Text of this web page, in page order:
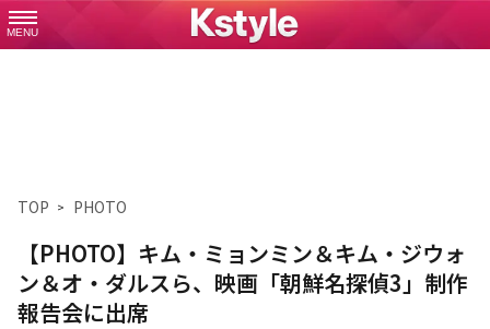
MENU
TOP PHOTO
【PHOTO】キム・ミョンミン＆キム・ジウォ
ン＆オ・ダルスら、映画「朝鮮名探偵3」制作
報告会に出席